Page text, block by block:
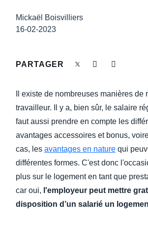
Finland (English)
España
Norway
DÉVELOPPEMENT DURABLE
FRAUDE ET CONFORMITÉ
L’EXPÉRIENCE EMPLOYÉ
Mickaël Boisvilliers
16-02-2023
PARTAGER
Il existe de nombreuses manières de
travailleur. Il y a, bien sûr, le salaire
faut aussi prendre en compte les
avantages accessoires et bonus,
cas, les avantages en nature qui
différentes formes. C'est donc
plus sur le logement en tant que
car oui, l'employeur peut mettre
disposition d’un salarié un